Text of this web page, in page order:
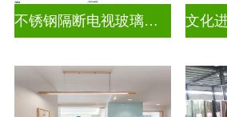
不锈钢隔断电视玻璃背景墙